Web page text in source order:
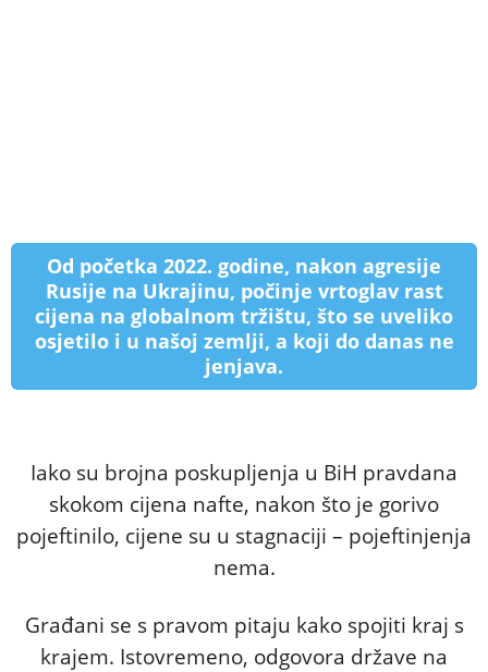
Od početka 2022. godine, nakon agresije
Rusije na Ukrajinu, počinje vrtoglav rast
cijena na globalnom tržištu, što se uveliko
osjetilo i u našoj zemlji, a koji do danas ne
jenjava.
Iako su brojna poskupljenja u BiH pravdana
skokom cijena nafte, nakon što je gorivo
pojeftinilo, cijene su u stagnaciji – pojeftinjenja
nema.
Građani se s pravom pitaju kako spojiti kraj s
krajem. Istovremeno, odgovora države na